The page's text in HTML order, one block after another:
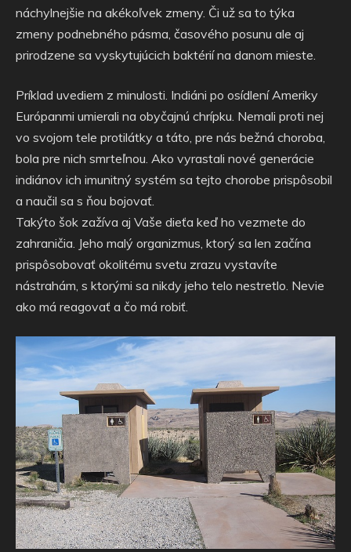
náchylnejšie na akékoľvek zmeny. Či už sa to týka
zmeny podnebného pásma, časového posunu ale aj
prirodzene sa vyskytujúcich baktérií na danom mieste.
Príklad uvediem z minulosti. Indiáni po osídlení Ameriky
Európanmi umierali na obyčajnú chrípku. Nemali proti nej
vo svojom tele protilátky a táto, pre nás bežná choroba,
bola pre nich smrteľnou. Ako vyrastali nové generácie
indiánov ich imunitný systém sa tejto chorobe prispôsobil
a naučil sa s ňou bojovať.
Takýto šok zažíva aj Vaše dieťa keď ho vezmete do
zahraničia. Jeho malý organizmus, ktorý sa len začína
prispôsobovať okolitému svetu zrazu vystavíte
nástrahám, s ktorými sa nikdy jeho telo nestretlo. Nevie
ako má reagovať a čo má robiť.